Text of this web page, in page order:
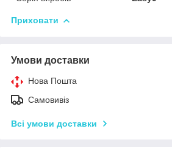
Приховати
Умови доставки
Нова Пошта
Самовивіз
Всі умови доставки